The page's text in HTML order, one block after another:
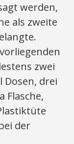
werden,
als zweite
zwei
Dosen, drei
Flasche,
der